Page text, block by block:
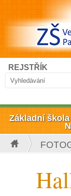
Přejít k hlavnímu
Hledat
REJSTŘÍK
Základní
Jste zde